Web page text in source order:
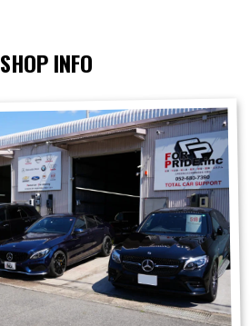
SHOP INFO